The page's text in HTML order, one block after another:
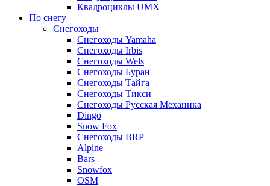
Квадроциклы UMX
По снегу
Снегоходы
Снегоходы Yamaha
Снегоходы Irbis
Снегоходы Wels
Снегоходы Буран
Снегоходы Тайга
Снегоходы Тикси
Снегоходы Русская Механика
Dingo
Snow Fox
Снегоходы BRP
Alpine
Bars
Snowfox
OSM